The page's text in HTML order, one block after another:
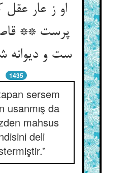
او ز عار
پرست **
ست و
1435
sersem
usanmış da
mahsus
deli